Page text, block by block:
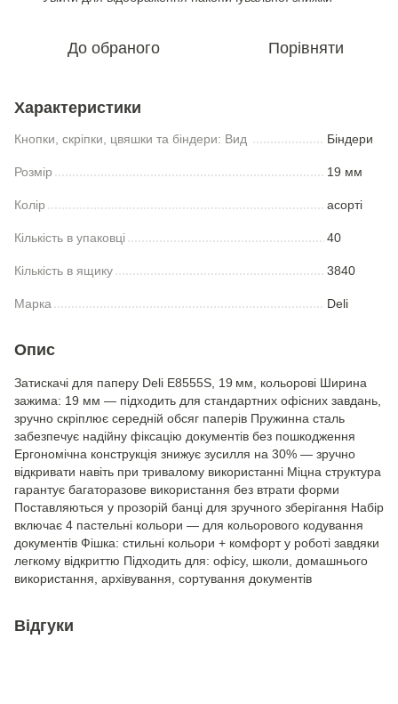
До обраного Порівняти
Характеристики
Кнопки, скріпки, цвяшки та біндери: Вид Біндери
Розмір 19 мм
Колір асорті
Кількість в упаковці 40
Кількість в ящику 3840
Марка Deli
Опис
Затискачі для паперу Deli E8555S, 19 мм, кольорові Ширина
зажима: 19 мм — підходить для стандартних офісних завдань,
зручно скріплює середній обсяг паперів Пружинна сталь
забезпечує надійну фіксацію документів без пошкодження
Ергономічна конструкція знижує зусилля на 30% — зручно
відкривати навіть при тривалому використанні Міцна структура
гарантує багаторазове використання без втрати форми
Поставляються у прозорій банці для зручного зберігання Набір
включає 4 пастельні кольори — для кольорового кодування
документів Фішка: стильні кольори + комфорт у роботі завдяки
легкому відкриттю Підходить для: офісу, школи, домашнього
використання, архівування, сортування документів
Відгуки